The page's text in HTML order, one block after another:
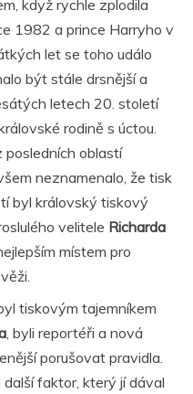
když rychle zplodila
1982 a prince Harryho v
let se toho událo
být stále drsnější a
letech 20. století
rodině s úctou.
oblastí
neznamenalo, že tisk
byl královský tiskový
velitele Richarda
místem pro
tiskovým tajemníkem
, byli reportéři a nová
porušovat pravidla.
faktor, který jí dával